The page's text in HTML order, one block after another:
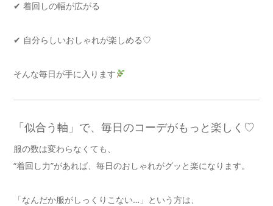
✔ 着回しの幅が広がる
✔ 自分らしいおしゃれが楽しめる♡
そんな毎日が手に入ります
「似合う軸」で、毎日のコーデがもっと楽しく♡
服の数は変わらなくても、
“着回し力”があれば、毎日のおしゃれがグッと楽になります。
「なんだか服がしっくりこない…」という方は、